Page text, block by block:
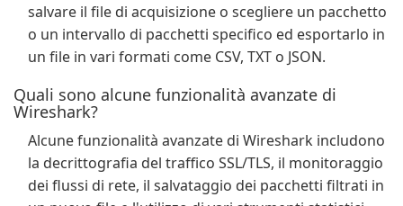
salvare il file di acquisizione o scegliere un pacchetto
o un intervallo di pacchetti specifico ed esportarlo in
un file in vari formati come CSV, TXT o JSON.
Quali sono alcune funzionalità avanzate di
Wireshark?
Alcune funzionalità avanzate di Wireshark includono
la decrittografia del traffico SSL/TLS, il monitoraggio
dei flussi di rete, il salvataggio dei pacchetti filtrati in